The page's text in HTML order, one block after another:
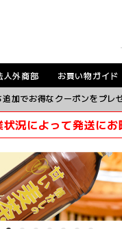
人外商部 お買い物ガイド
加でお得なクーポンをプレ
況によって発送にお